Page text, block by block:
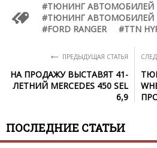
ТЮНИНГ АВТОМОБИЛЕЙ
ТЮНИНГ АВТОМОБИЛЕЙ
FORD RANGER
TTN
← ПРЕДЫДУЩАЯ СТАТЬЯ
НА ПРОДАЖУ ВЫСТАВЯТ 41-
ЛЕТНИЙ MERCEDES 450 SEL
6,9
ПОСЛЕДНИЕ СТАТЬИ